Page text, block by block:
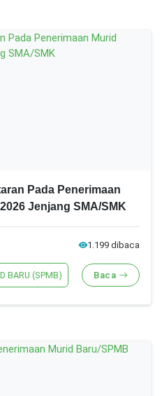
Pada Penerimaan
Jenjang SMA/SMK
1.199 dibaca
BARU (SPMB) Baca